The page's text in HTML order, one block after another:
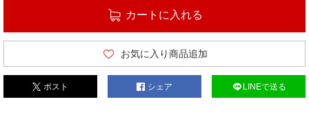
カートに入れる
お気に入り商品追加
ポスト シェア LINEで送る